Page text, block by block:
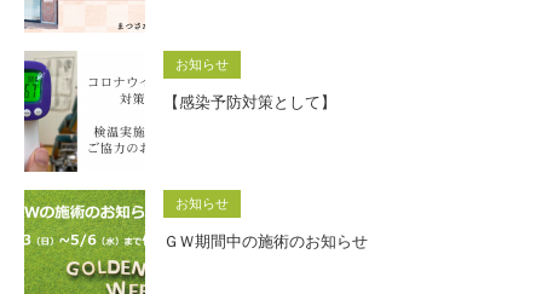
お知らせ
【感染予防対策として】
お知らせ
ＧＷ期間中の施術のお知らせ